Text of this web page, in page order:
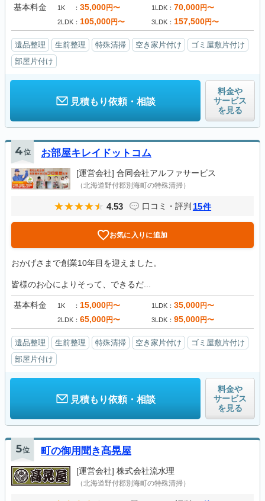
基本料金 1K 35,000円〜 1LDK 70,000円〜
2LDK 105,000円〜 3LDK 157,500円〜
遺品整理 生前整理 特殊清掃 空き家片付け
ゴミ屋敷片付け
部屋片付け
見積もり依頼・相談
料金や
サービス
を見る
4位 お部屋キレイドットコム
[運営会社] 合同会社アルファサービス
（北海道野付郡別海町の特殊清掃）
4.53 口コミ・評判 15件
お気に入りに追加
おかげさまで創業10年目を迎えました。
皆様のお心によりそって、できるだ...
基本料金 1K 15,000円〜 1LDK 35,000円〜
2LDK 65,000円〜 3LDK 95,000円〜
遺品整理 生前整理 特殊清掃 空き家片付け
ゴミ屋敷片付け
部屋片付け
見積もり依頼・相談
料金や
サービス
を見る
5位 町の御用聞き髙晃屋
[運営会社] 株式会社流水理
（北海道野付郡別海町の特殊清掃）